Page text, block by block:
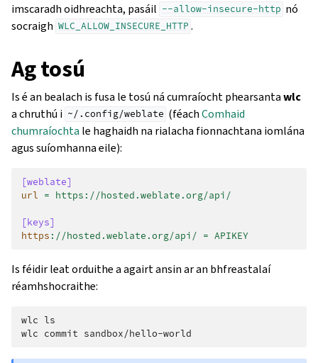
imscaradh oidhreachta, pasáil --allow-insecure-http nó
socraigh WLC_ALLOW_INSECURE_HTTP .
Ag tosú
Is é an bealach is fusa le tosú ná cumraíocht phearsantawlc
a chruthú i ~/.config/weblate (féachComhaid
chumraíochta le haghaidh na rialacha fionnachtana iomlána
agus suíomhanna eile):
[weblate]
url = https://hosted.weblate.org/api/
[keys]
https : //hosted.weblate.org/api/ = APIKEY
Is féidir leat orduithe a agairt ansin ar an bhfreastalaí
réamhshocraithe:
wlc ls
wlc commit sandbox/hello-world